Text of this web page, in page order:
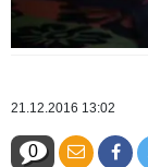
21.12.2016 13:02
0